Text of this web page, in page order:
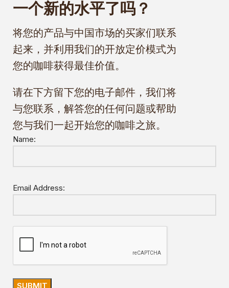
一个新的水平了吗？
将您的产品与中国市场的买家们联系
起来，并利用我们的开放定价模式为
您的咖啡获得最佳价值。
请在下方留下您的电子邮件，我们将
与您联系，解答您的任何问题或帮助
您与我们一起开始您的咖啡之旅。
Name:
Email Address: